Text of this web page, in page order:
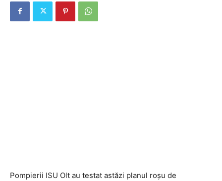
Pompierii ISU Olt au testat astăzi planul roșu de